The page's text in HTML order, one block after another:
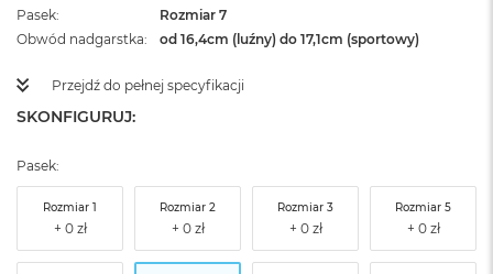
Pasek
Rozmiar 7
Obwód nadgarstka
od 16,4cm (luźny) do 17,1cm (sportowy)
Przejdź do pełnej specyfikacji
SKONFIGURUJ:
Pasek:
Rozmiar 1 Rozmiar 2 Rozmiar 3 Rozmiar 5